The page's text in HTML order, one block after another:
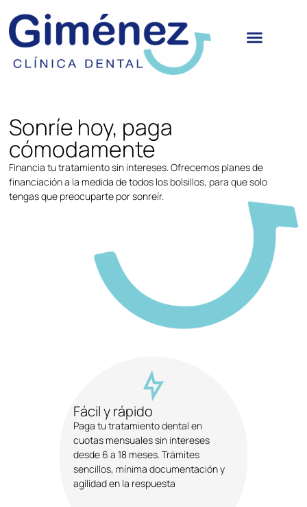
Sonríe hoy, paga
cómodamente
Financia tu tratamiento sin intereses. Ofrecemos planes de
financiación a la medida de todos los bolsillos, para que solo
tengas que preocuparte por sonreír.
Fácil y rápido
Paga tu tratamiento dental en
cuotas mensuales sin intereses
desde 6 a 18 meses. Trámites
sencillos, mínima documentación y
agilidad en la respuesta